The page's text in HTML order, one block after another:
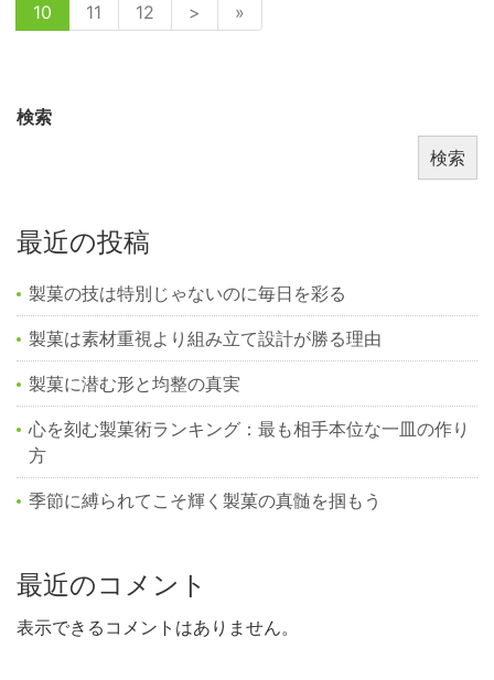
10
11 12 > »
検索
検索
最近の投稿
製菓の技は特別じゃないのに毎日を彩る
製菓は素材重視より組み立て設計が勝る理由
製菓に潜む形と均整の真実
心を刻む製菓術ランキング：最も相手本位な一皿の作り
方
季節に縛られてこそ輝く製菓の真髄を掴もう
最近のコメント
表示できるコメントはありません。